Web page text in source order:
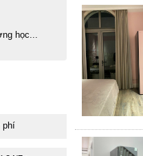
học...
phí